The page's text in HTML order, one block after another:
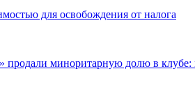
для освобождения от налога
продали миноритарную долю в клубе: